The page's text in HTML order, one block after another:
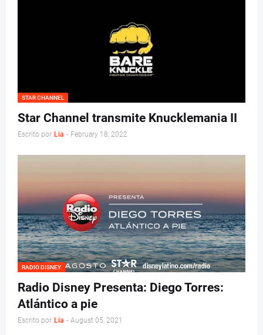
STAR CHANNEL
Star Channel transmite Knucklemania II
Escrito por Lia - February 18, 2022
RADIO DISNEY
Radio Disney Presenta: Diego Torres:
Atlántico a pie
Escrito por Lia - August 05, 2021